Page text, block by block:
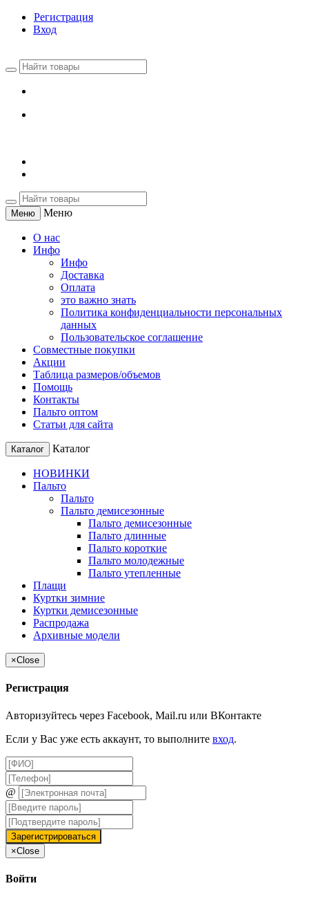
Регистрация
Вход
Меню Меню
О нас
Инфо
Инфо
Доставка
Оплата
это важно знать
Политика конфиденциальности персональных
данных
Пользовательское соглашение
Совместные покупки
Акции
Таблица размеров/объемов
Помощь
Контакты
Пальто оптом
Статьи для сайта
Каталог Каталог
НОВИНКИ
Пальто
Пальто
Пальто демисезонные
Пальто демисезонные
Пальто длинные
Пальто короткие
Пальто молодежные
Пальто утепленные
Плащи
Куртки зимние
Куртки демисезонные
Распродажа
Архивные модели
×Close
Регистрация
Авторизуйтесь через Facebook, Mail.ru или ВКонтакте
Если у Вас уже есть аккаунт, то выполните вход.
@
×Close
Войти